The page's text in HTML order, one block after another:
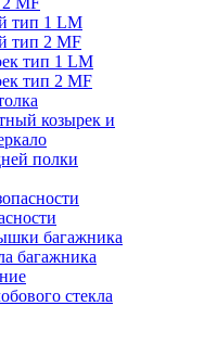
тип 1 LM
тип 2 MF
тип 1 LM
тип 2 MF
козырек и
полки
багажника
багажника
стекла